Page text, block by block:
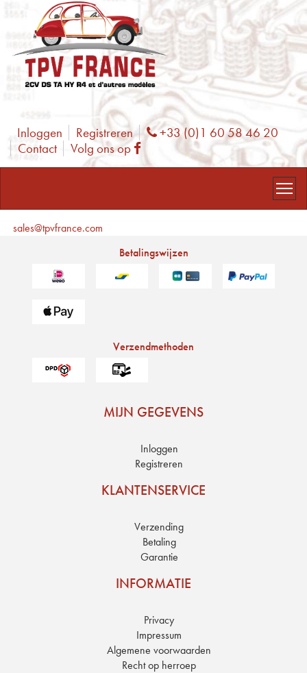
Inloggen Registreren Phone
+33 (0)1 60 58 46 20
Contact
Volg ons op Facebook
sales@tpvfrance.com
Betalingswijzen
Verzendmethoden
MIJN GEGEVENS
Inloggen
Registreren
KLANTENSERVICE
Verzending
Betaling
Garantie
INFORMATIE
Privacy
Impressum
Algemene voorwaarden
Recht op herroep